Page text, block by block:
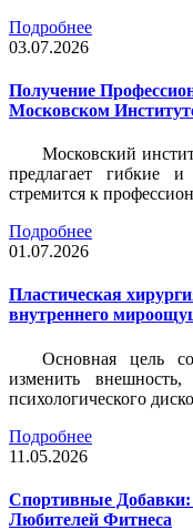
Подробнее
03.07.2026
Получение
Московском
Московский
предлагает гибкие
стремится к
Подробнее
01.07.2026
Пластическая
внутреннего
Основная цель
изменить
психологического
Подробнее
11.05.2026
Спортивные Добавки:
Любителей Фитнеса